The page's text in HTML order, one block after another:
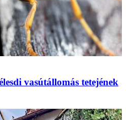
vasútállomás tetejének